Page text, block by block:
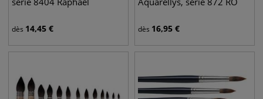
dès 14,45 € dès 16,95 €